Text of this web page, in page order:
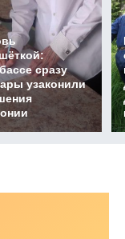
сразу
узаконили